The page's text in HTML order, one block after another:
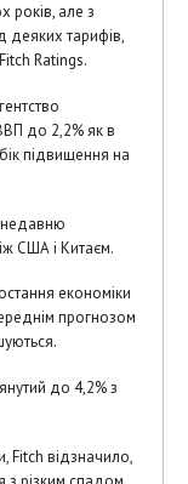
років, але з
деяких тарифів,
Ratings.
до 2,2% як в
підвищення на
США і Китаєм.
економіки
прогнозом
до 4,2% з
Fitch відзначило,